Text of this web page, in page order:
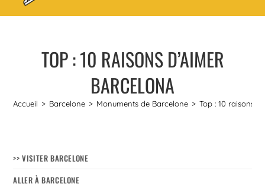
TOP : 10 RAISONS D’AIMER
BARCELONA
Accueil > Barcelone > Monuments de Barcelone > Top : 10 raisons
>> VISITER BARCELONE
ALLER À BARCELONE